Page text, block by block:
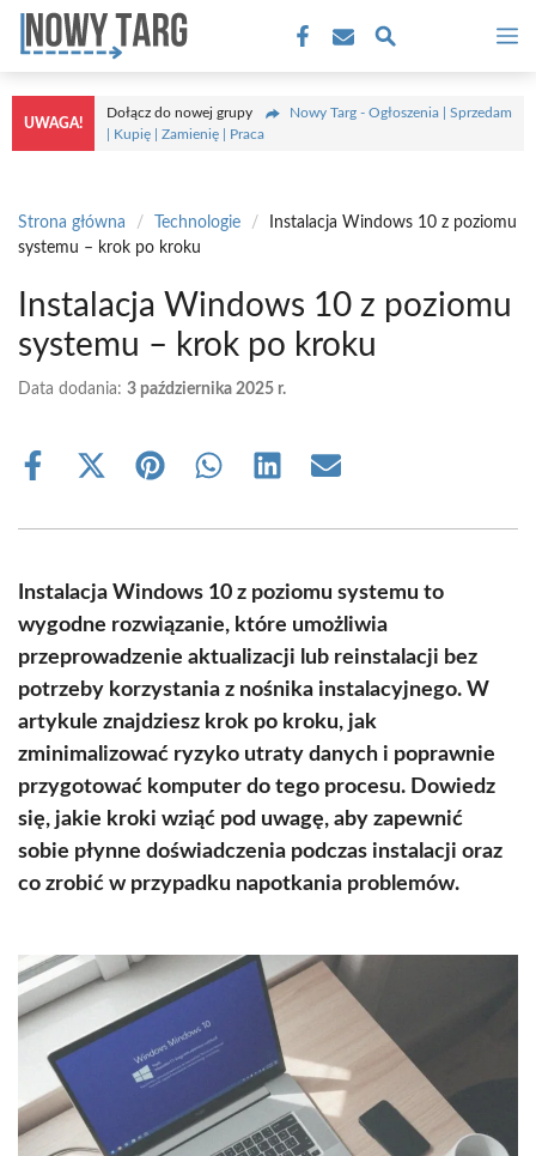
Przejdź
treści
UWAGA!
Dołącz do nowej grupy
Nowy Targ - Ogłoszenia | Sprzedam
| Kupię | Zamienię | Praca
Strona główna / Technologie /
Instalacja Windows 10 z poziomu
systemu – krok po kroku
Instalacja Windows 10 z poziomu
systemu – krok po kroku
Data dodania: 3 października 2025 r.
Share
Share
(Twitter)
Share Share Share Share
Instalacja Windows 10 z poziomu systemu to
wygodne rozwiązanie, które umożliwia
przeprowadzenie aktualizacji lub reinstalacji bez
potrzeby korzystania z nośnika instalacyjnego. W
artykule znajdziesz krok po kroku, jak
zminimalizować ryzyko utraty danych i poprawnie
przygotować komputer do tego procesu. Dowiedz
się, jakie kroki wziąć pod uwagę, aby zapewnić
sobie płynne doświadczenia podczas instalacji oraz
co zrobić w przypadku napotkania problemów.